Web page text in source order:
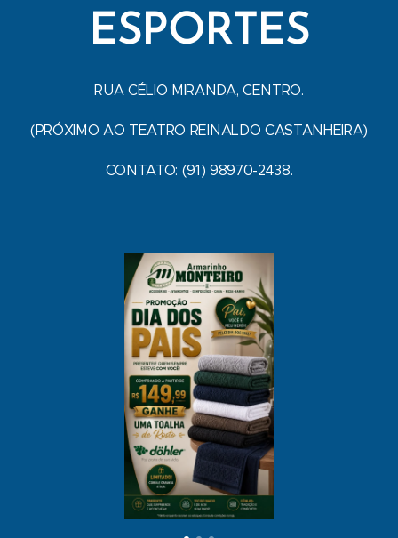
ESPORTES
RUA CÉLIO MIRANDA, CENTRO.
(PRÓXIMO AO TEATRO REINALDO CASTANHEIRA)
CONTATO: (91) 98970-2438.